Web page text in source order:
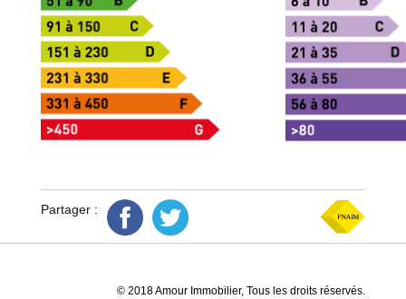
Partager :
© 2018 Amour Immobilier, Tous les droits réservés.